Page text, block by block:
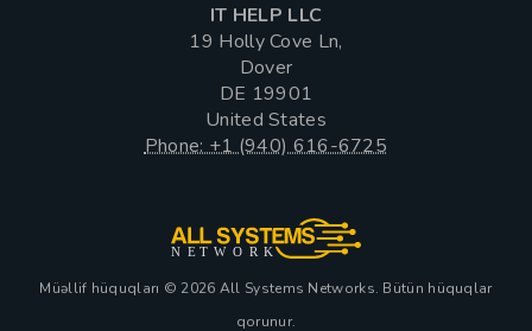
IT HELP LLC
19 Holly Cove Ln,
Dover
DE 19901
United States
Phone: +1 (940) 616-6725
NE T W ORK
Müəllif hüquqları © 2026 All Systems Networks. Bütün hüquqlar
qorunur.